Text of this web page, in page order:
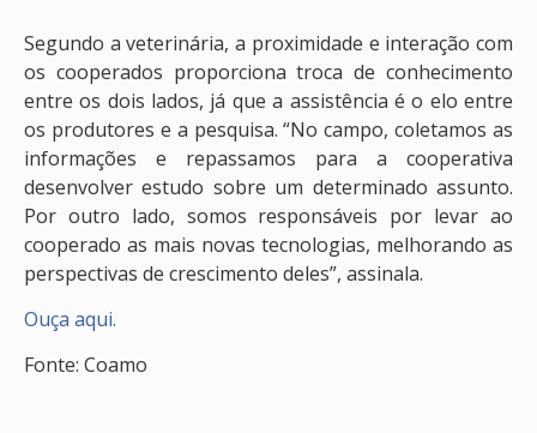
Segundo a veterinária, a proximidade e interação com
os cooperados proporciona troca de conhecimento
entre os dois lados, já que a assistência é o elo entre
os produtores e a pesquisa. “No campo, coletamos as
informações e repassamos para a cooperativa
desenvolver estudo sobre um determinado assunto.
Por outro lado, somos responsáveis por levar ao
cooperado as mais novas tecnologias, melhorando as
perspectivas de crescimento deles”, assinala.
Ouça aqui.
Fonte: Coamo